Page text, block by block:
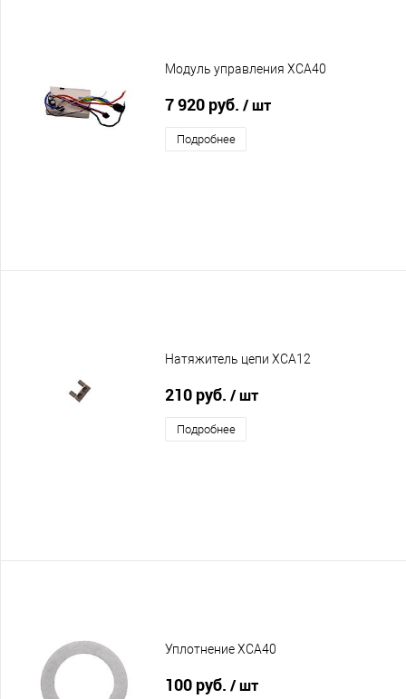
Модуль управления XCA40
7 920 руб. / шт
Подробнее
Натяжитель цепи XCA12
210 руб. / шт
Подробнее
Уплотнение XCA40
100 руб. / шт